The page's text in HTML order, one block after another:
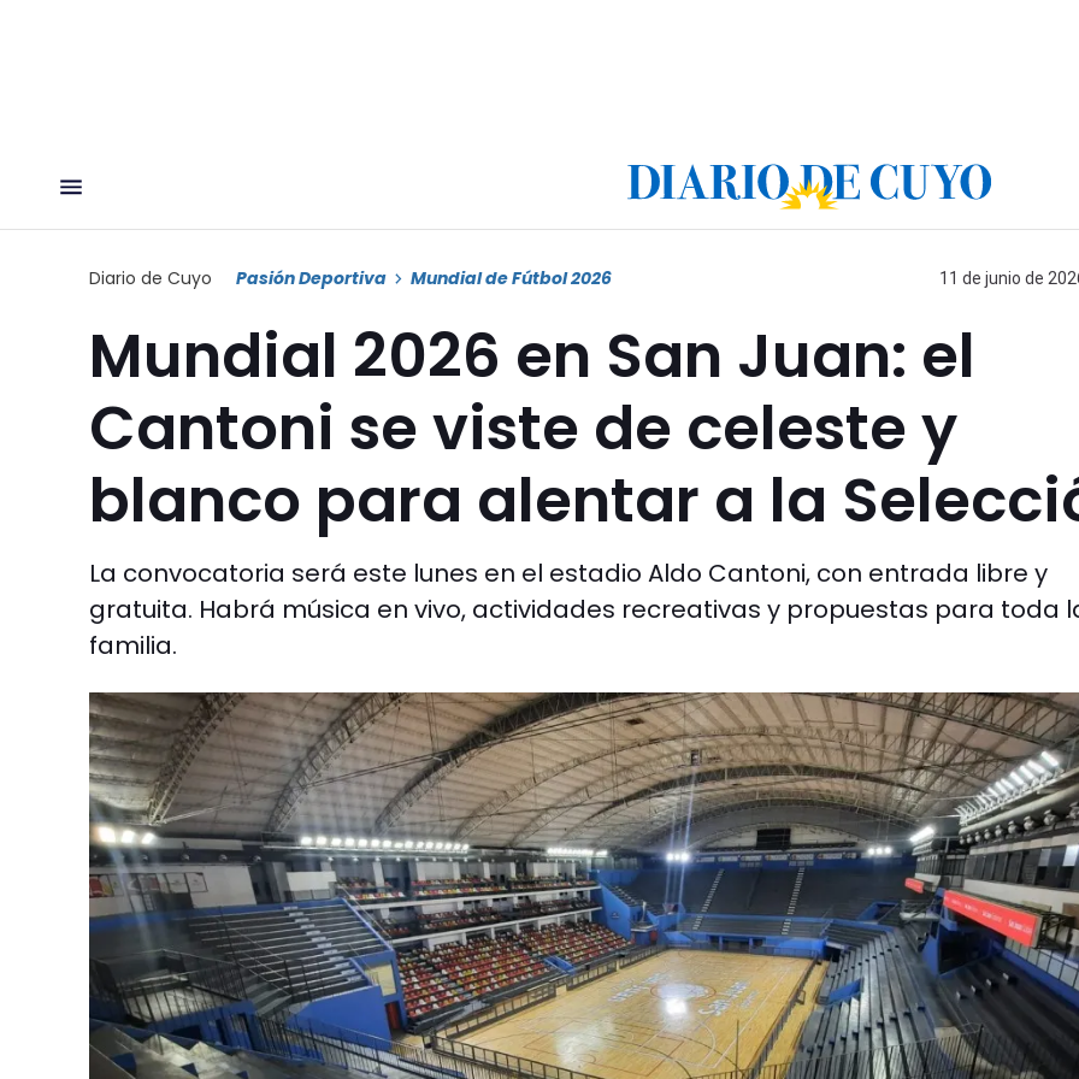
Diario de Cuyo Pasión Deportiva Mundial de Fútbol 2026 11 de junio de
Mundial 2026 en San Juan: el
Cantoni se viste de celeste y
blanco para alentar a la
La convocatoria será este lunes en el estadio Aldo Cantoni, con entrada libre y
gratuita. Habrá música en vivo, actividades recreativas y propuestas para toda
familia.